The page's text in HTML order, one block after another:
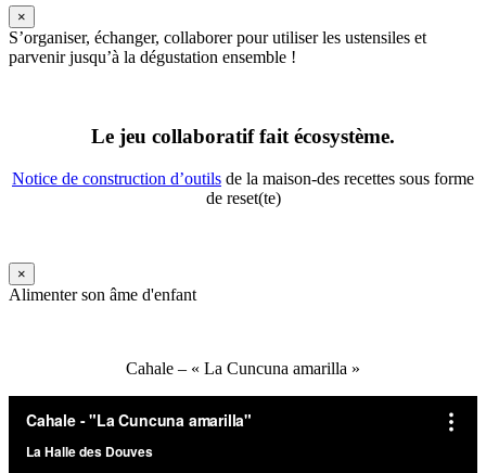
×
S’organiser, échanger, collaborer pour utiliser les ustensiles et
parvenir jusqu’à la dégustation ensemble !
Le jeu collaboratif fait écosystème.
Notice de construction d’outils de la maison-des recettes sous forme
de reset(te)
×
Alimenter son âme d'enfant
Cahale – « La Cuncuna amarilla »